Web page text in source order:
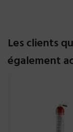
Les clients
également